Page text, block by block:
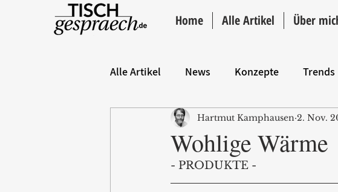
Home Alle Artikel Über
Alle Artikel News Konzepte Trends
Hintergrund ANZEIGE Intro
Wohlige Wärme
Hartmut Kamphausen 2. Nov.
- PRODUKTE -